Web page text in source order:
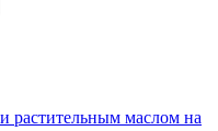
маслом на